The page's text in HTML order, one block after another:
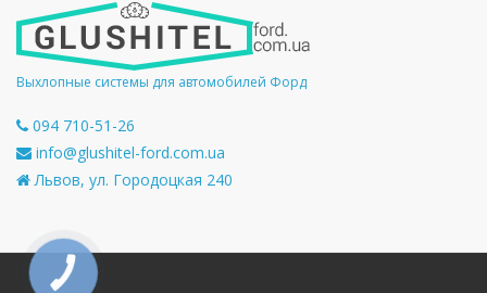
Выхлопные системы для автомобилей Форд
094 710-51-26
info@glushitel-ford.com.ua
Львов, ул. Городоцкая 240
КНОПКА
СВЯЗИ